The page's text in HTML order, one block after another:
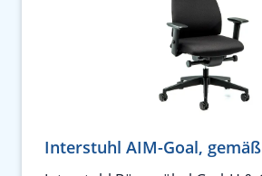
Interstuhl AIM-Goal,